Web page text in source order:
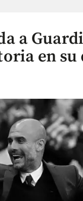
a
en su